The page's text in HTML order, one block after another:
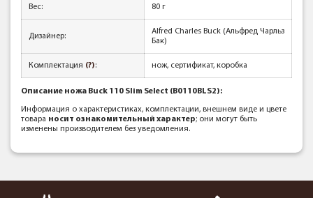
Вес: 80 г
Дизайнер:
Alfred Charles Buck (Альфред Чарльз
Бак)
Комплектация (?): нож, сертификат, коробка
Описание ножа Buck 110 Slim Select (B0110BLS2):
Информация о характеристиках, комплектации, внешнем виде и цвете
товара носит ознакомительный характер; они могут быть
изменены производителем без уведомления.